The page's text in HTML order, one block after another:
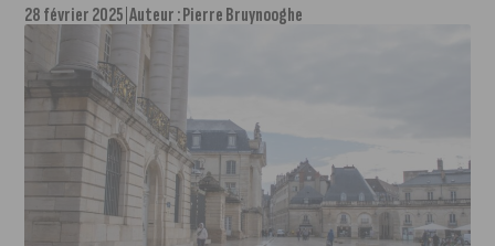
28 février 2025 Auteur :Pierre Bruynooghe